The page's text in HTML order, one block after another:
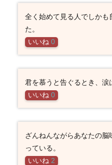
全く始めて見る人でしかも
た。
いいね 0
君を慕うと告ぐるとき、涙
いいね 0
ざんねんながらあなたの脳
っている。
いいね 2